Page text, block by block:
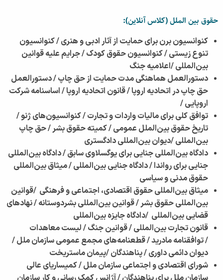
حقوق بین الملل (کلاس آنلاین):
کنوانسیون برن برای حمایت از آثار ادبی و هنری /کنوانسیون
تنوع زیستی /کنوانسیون حقوق کودک /جرایم علیه قوانین
بین‌المللی /اعلامیه جنگ
دستورالعمل هماهنگی مدت حمایت از حق چاپ /دستورالعمل
حق چاپ در اتحادیه اروپا /قانون اتحادیه اروپا /اساسنامه شرکت
اروپایی /
توافق کلی برای مالیات واردات و تجارت /کنوانسیون‌های ژنو /
تاریخ حقوق بین‌الملل عمومی /کمیته حقوق بشر /حق چاپ
بین‌المللی /دیوان بین‌المللی دادگستری
دادگاه بین‌المللی جنایی برای یوگسلاوی سابق /دادگاه بین‌المللی
جنایی برای رواندا /دادگاه جنایی بین‌المللی /میثاق بین‌المللی
حقوق مدنی و سیاسی
میثاق بین‌المللی حقوق اقتصادی، اجتماعی و فرهنگی /قوانین
بین‌المللی حقوق بشر /قوانین بین‌المللی بشردوستانه /نهادهای
قضایی بین‌المللی /دادگاه جایزه بین‌المللی
قانون تجارت بین‌المللی /قوانین جنگ /لیست معاهدات
/توافقنامه مادرید /قطعنامه‌های مجمع عمومی سازمان ملل /
دیوان دائمی داوری /پناهندگان /پیمان ماستریخت
شورای اقتصادی و اجتماعی سازمان ملل /کمیساریای عالی